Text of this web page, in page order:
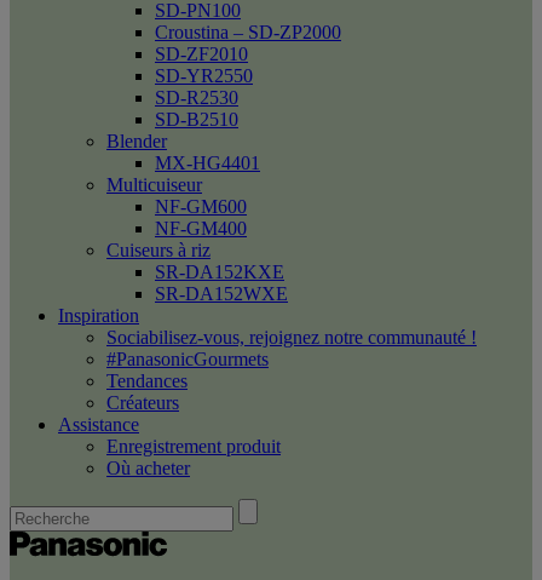
SD-PN100
Croustina – SD-ZP2000
SD-ZF2010
SD-YR2550
SD-R2530
SD-B2510
Blender
MX-HG4401
Multicuiseur
NF-GM600
NF-GM400
Cuiseurs à riz
SR-DA152KXE
SR-DA152WXE
Inspiration
Sociabilisez-vous, rejoignez notre communauté !
#PanasonicGourmets
Tendances
Créateurs
Assistance
Enregistrement produit
Où acheter